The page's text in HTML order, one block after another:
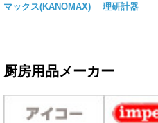
マックス(KANOMAX)
理研計器
厨房用品メーカー